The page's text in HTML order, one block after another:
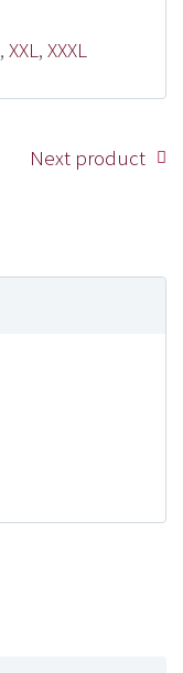
, XXL, XXXL
Next product